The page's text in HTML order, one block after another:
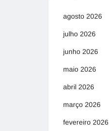
agosto 2026
julho 2026
junho 2026
maio 2026
abril 2026
março 2026
fevereiro 2026